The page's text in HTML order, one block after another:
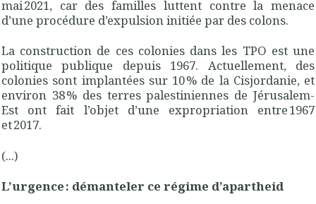
mai 2021, car des familles luttent contre la menace
d’une procédure d’expulsion initiée par des colons.
La construction de ces colonies dans les TPO est une
politique publique depuis 1967. Actuellement, des
colonies sont implantées sur 10 % de la Cisjordanie, et
environ 38 % des terres palestiniennes de Jérusalem-
Est ont fait l’objet d’une expropriation entre 1967
et 2017.
(...)
L’urgence : démanteler ce régime d’apartheid